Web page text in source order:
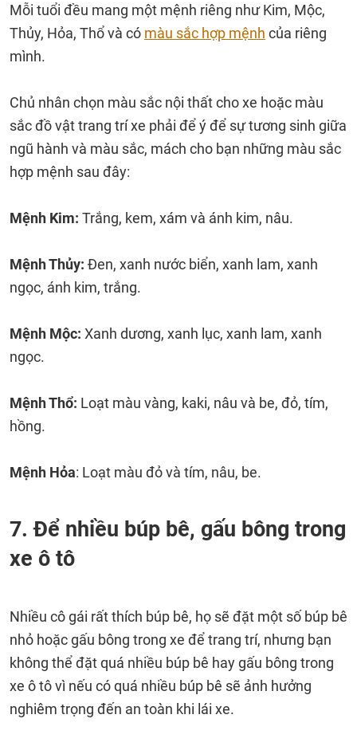
Mỗi tuổi đều mang một mệnh riêng như Kim, Mộc,
Thủy, Hỏa, Thổ và có màu sắc hợp mệnh của riêng
mình.
Chủ nhân chọn màu sắc nội thất cho xe hoặc màu
sắc đồ vật trang trí xe phải để ý để sự tương sinh giữa
ngũ hành và màu sắc, mách cho bạn những màu sắc
hợp mệnh sau đây:
Mệnh Kim: Trắng, kem, xám và ánh kim, nâu.
Mệnh Thủy: Đen, xanh nước biển, xanh lam, xanh
ngọc, ánh kim, trắng.
Mệnh Mộc: Xanh dương, xanh lục, xanh lam, xanh
ngọc.
Mệnh Thổ: Loạt màu vàng, kaki, nâu và be, đỏ, tím,
hồng.
Mệnh Hỏa: Loạt màu đỏ và tím, nâu, be.
7. Để nhiều búp bê, gấu bông trong
xe ô tô
Nhiều cô gái rất thích búp bê, họ sẽ đặt một số búp bê
nhỏ hoặc gấu bông trong xe để trang trí, nhưng bạn
không thể đặt quá nhiều búp bê hay gấu bông trong
xe ô tô vì nếu có quá nhiều búp bê sẽ ảnh hưởng
nghiêm trọng đến an toàn khi lái xe.